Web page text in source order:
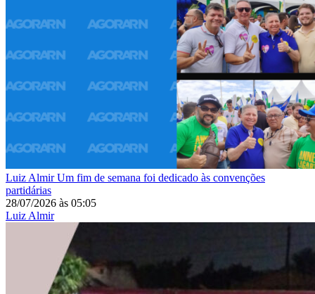
Luiz AlmirUm fim de semana foi dedicado às convenções
partidárias
28/07/2026 às 05:05
Luiz Almir